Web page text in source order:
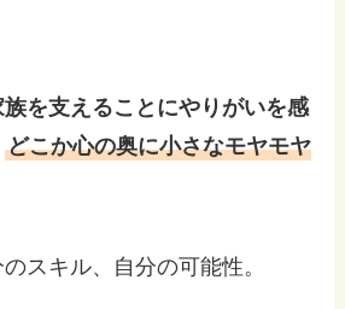
を支えることにやりがいを感
どこか心の奥に小さなモヤモヤ
スキル、自分の可能性。